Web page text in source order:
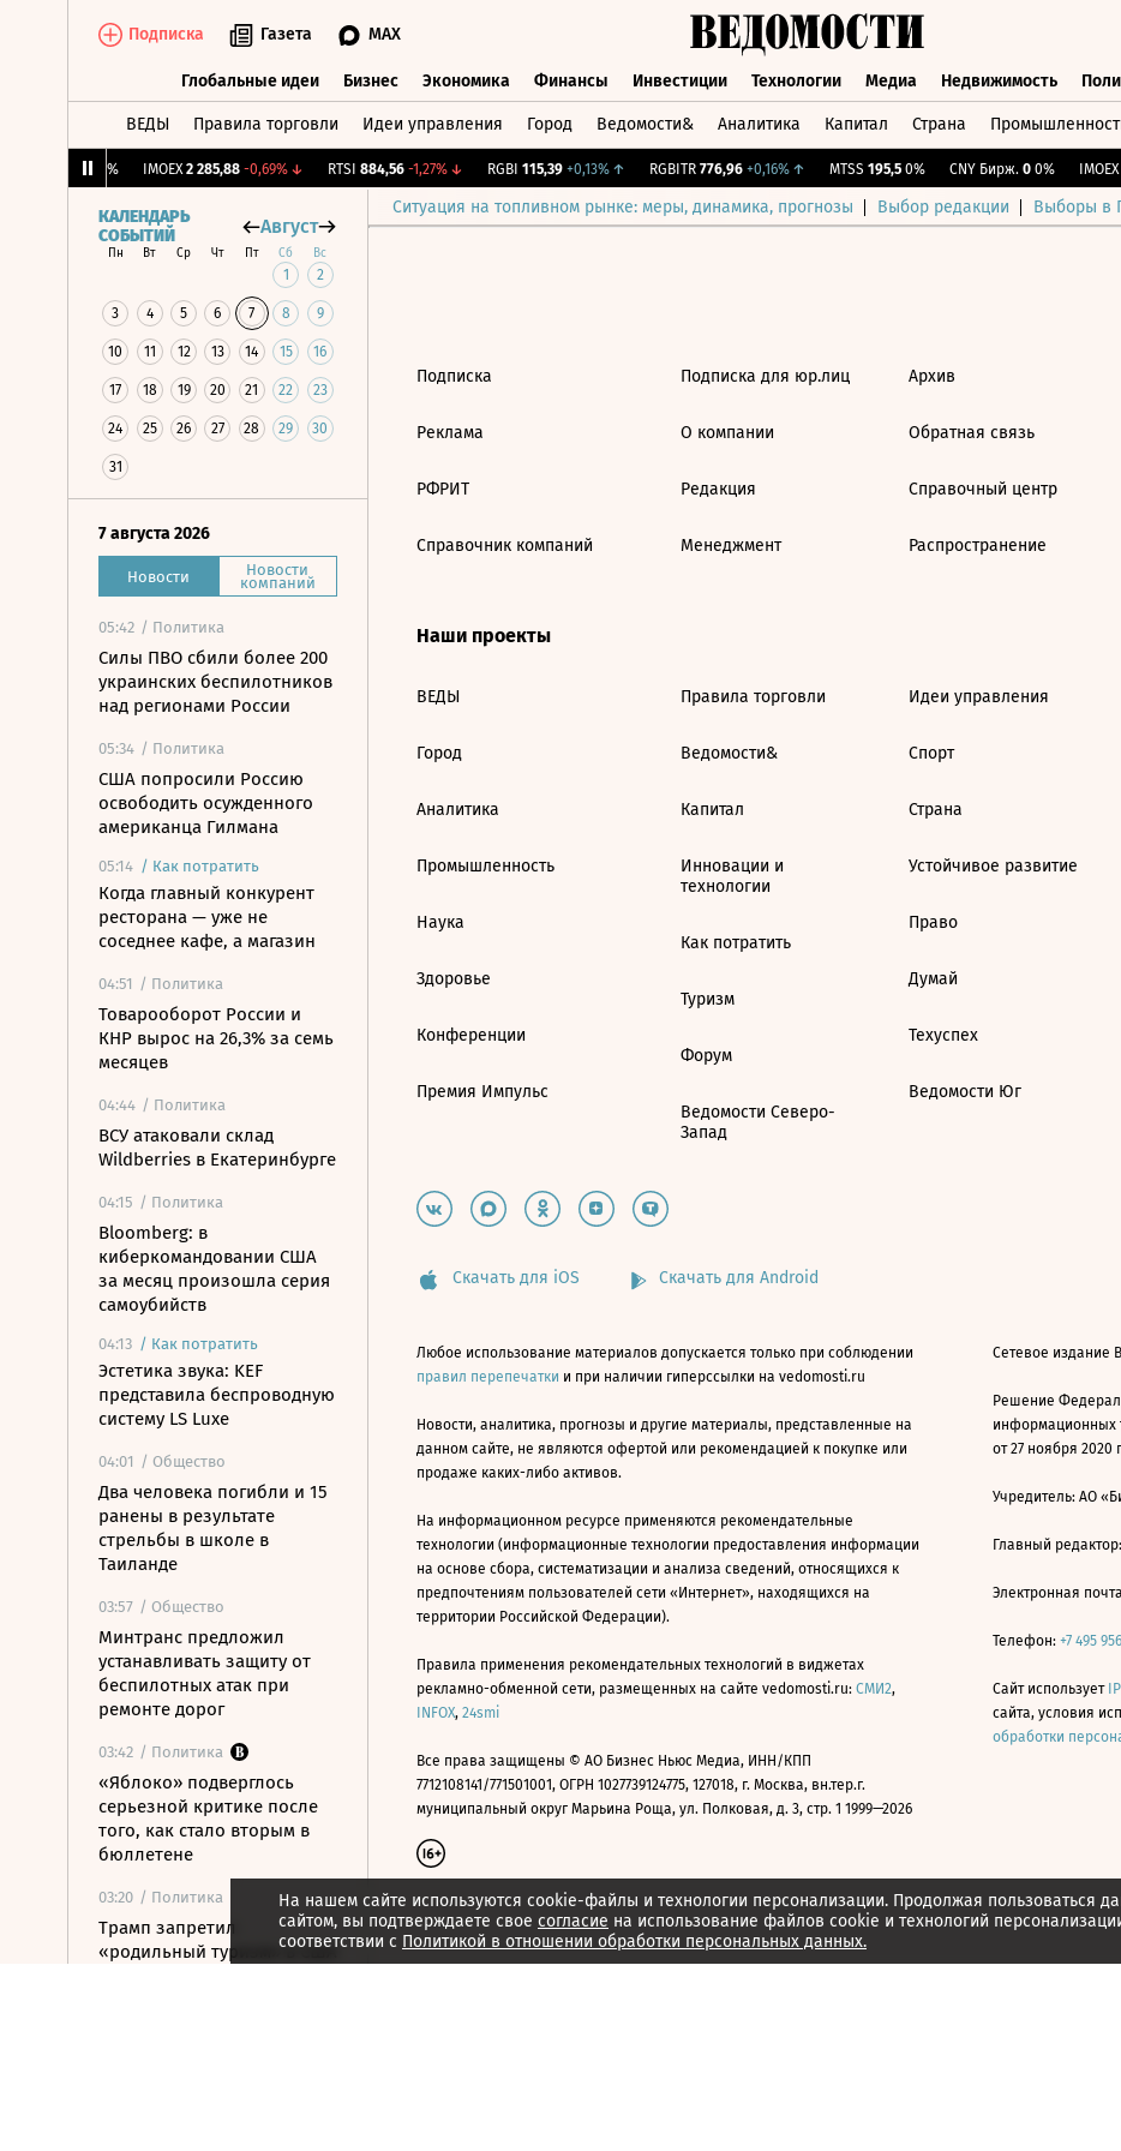
Подписка Газета MAX
Глобальные идеи Бизнес Экономика Финансы Инвестиции Технологии Медиа Недвижимость
ВЕДЫ Правила торговли Идеи управления Город Ведомости& Аналитика Капитал Страна
0% IMOEX 2 285,88 -0,69%↓ RTSI 884,56 -1,27%↓ RGBI 115,39 +0,13%↑ RGBITR 776,96 +0,16%↑ MTSS 195,5 0% CNY Бирж. 0 0% IMOEX
Ситуация на топливном рынке: меры, динамика, прогнозы Выбор редакции Выборы в
КАЛЕНДАРЬ
СОБЫТИЙ
Август
Пн Вт Ср Чт Пт Сб Вс
1 2
3 4 5 6 7 8 9
10 11 12 13 14 15 16
17 18 19 20 21 22 23
24 25 26 27 28 29 30
31
7 августа 2026
Новости Новости
компаний
05:42 / Политика
Силы ПВО сбили более 200
украинских беспилотников
над регионами России
05:34 / Политика
США попросили Россию
освободить осужденного
американца Гилмана
05:14 / Как потратить
Когда главный конкурент
ресторана — уже не
соседнее кафе, а магазин
04:51 / Политика
Товарооборот России и
КНР вырос на 26,3% за семь
месяцев
04:44 / Политика
ВСУ атаковали склад
Wildberries в Екатеринбурге
04:15 / Политика
Bloomberg: в
киберкомандовании США
за месяц произошла серия
самоубийств
04:13 / Как потратить
Эстетика звука: KEF
представила беспроводную
систему LS Luxe
04:01 / Общество
Два человека погибли и 15
ранены в результате
стрельбы в школе в
Таиланде
03:57 / Общество
Минтранс предложил
устанавливать защиту от
беспилотных атак при
ремонте дорог
03:42 / Политика
«Яблоко» подверглось
серьезной критике после
того, как стало вторым в
бюллетене
03:20 / Политика
Трамп запретил
«родильный туризм» в США
На нашем сайте используются cookie-файлы и технологии персонализации. Продолжая пользоваться
сайтом, вы подтверждаете свое согласие на использование файлов cookie и технологий
соответствии с Политикой в отношении обработки персональных данных.
Подписка
Реклама
РФРИТ
Справочник компаний
Подписка для юр.лиц
О компании
Редакция
Менеджмент
Архив
Обратная связь
Справочный центр
Распространение
Наши проекты
ВЕДЫ
Город
Аналитика
Промышленность
Наука
Здоровье
Конференции
Премия Импульс
Правила торговли
Ведомости&
Капитал
Инновации и
технологии
Как потратить
Туризм
Форум
Ведомости Северо-
Запад
Идеи управления
Спорт
Страна
Устойчивое развитие
Право
Думай
Техуспех
Ведомости Юг
Скачать для iOS Скачать для Android
Любое использование материалов допускается только при соблюдении
правил перепечатки и при наличии гиперссылки на vedomosti.ru
Новости, аналитика, прогнозы и другие материалы, представленные на
данном сайте, не являются офертой или рекомендацией к покупке или
продаже каких-либо активов.
На информационном ресурсе применяются рекомендательные
технологии (информационные технологии предоставления информации
на основе сбора, систематизации и анализа сведений, относящихся к
предпочтениям пользователей сети «Интернет», находящихся на
территории Российской Федерации).
Правила применения рекомендательных технологий в виджетах
рекламно-обменной сети, размещенных на сайте vedomosti.ru: СМИ2,
INFOX, 24smi
Все права защищены © АО Бизнес Ньюс Медиа, ИНН/КПП
7712108141/771501001, ОГРН 1027739124775, 127018, г. Москва, вн.тер.г.
муниципальный округ Марьина Роща, ул. Полковая, д. 3, стр. 1 1999—2026
Сетевое издание
Решение
информационных
от 27 ноября 2020
Учредитель: АО
Главный
Электронная
Телефон: +7 495
Сайт использует
сайта, условия
обработки